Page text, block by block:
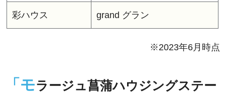
彩ハウス grand グラン
※2023年6月時点
「モラージュ菖蒲ハウジングステー